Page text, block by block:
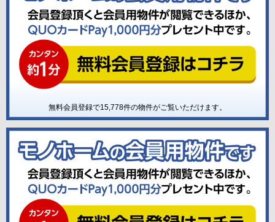
無料会員登録で15,778件の物件がご覧いただけます。